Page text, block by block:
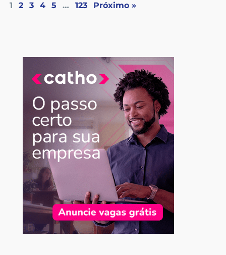
1 2 3 4 5 … 123 Próximo »